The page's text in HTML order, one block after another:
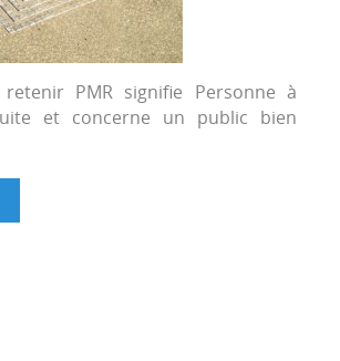
retenir PMR signifie Personne à
et concerne un public bien